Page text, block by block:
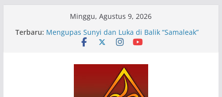
Minggu, Agustus 9, 2026
Terbaru: Pameran Lukisan Komunitas Patria Seni Rupa
Kota Blitar : Ketika “Bergerak” Menjadi Mantra
Mengupas Sunyi dan Luka di Balik “Samaleak”
Menjaga Marwah Seni dan Budaya: Catatan
Kunjungan Kerja Ir. Bambang Haryo Soekartono
(BHS) Anggota DPR RI ke Taman Budaya Jawa